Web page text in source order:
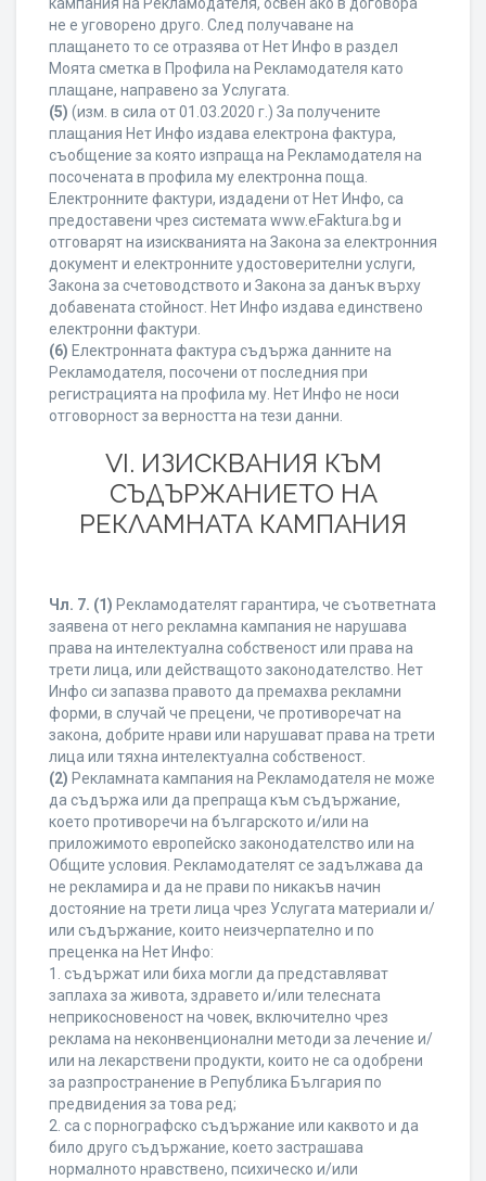
не е уговорено друго. След получаване на
плащането то се отразява от Нет Инфо в раздел
Моята сметка в Профила на Рекламодателя като
плащане, направено за Услугата.
(5) (изм. в сила от 01.03.2020 г.) За получените
плащания Нет Инфо издава електрона фактура,
съобщение за която изпраща на Рекламодателя на
посочената в профила му електронна поща.
Електронните фактури, издадени от Нет Инфо, са
предоставени чрез системата www.eFaktura.bg и
отговарят на изискванията на Закона за електронния
документ и електронните удостоверителни услуги,
Закона за счетоводството и Закона за данък върху
добавената стойност. Нет Инфо издава единствено
електронни фактури.
(6) Електронната фактура съдържа данните на
Рекламодателя, посочени от последния при
регистрацията на профила му. Нет Инфо не носи
отговорност за верността на тези данни.
VI. ИЗИСКВАНИЯ КЪМ
СЪДЪРЖАНИЕТО НА
РЕКЛАМНАТА КАМПАНИЯ
Чл. 7. (1) Рекламодателят гарантира, че съответната
заявена от него рекламна кампания не нарушава
права на интелектуална собственост или права на
трети лица, или действащото законодателство. Нет
Инфо си запазва правото да премахва рекламни
форми, в случай че прецени, че противоречат на
закона, добрите нрави или нарушават права на трети
лица или тяхна интелектуална собственост.
(2) Рекламната кампания на Рекламодателя не може
да съдържа или да препраща към съдържание,
което противоречи на българското и/или на
приложимото европейско законодателство или на
Общите условия. Рекламодателят се задължава да
не рекламира и да не прави по никакъв начин
достояние на трети лица чрез Услугата материали и/
или съдържание, които неизчерпателно и по
преценка на Нет Инфо:
1. съдържат или биха могли да представляват
заплаха за живота, здравето и/или телесната
неприкосновеност на човек, включително чрез
реклама на неконвенционални методи за лечение и/
или на лекарствени продукти, които не са одобрени
за разпространение в Република България по
предвидения за това ред;
2. са с порнографско съдържание или каквото и да
било друго съдържание, което застрашава
нормалното нравствено, психическо и/или